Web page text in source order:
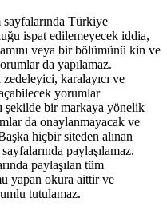
Türkiye
ispat edilemeyecek iddia,
veya bir bölümünü kin ve
da yapılamaz.
karalayıcı ve
yorumlar
şekilde bir markaya yönelik
da onaylanmayacak ve
hiçbir siteden alınan
paylaşılamaz.
paylaşılan tüm
yapan okura aittir ve
tutulamaz.